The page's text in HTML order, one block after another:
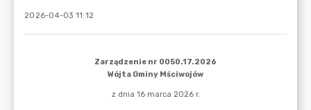
2026-04-03 11:12